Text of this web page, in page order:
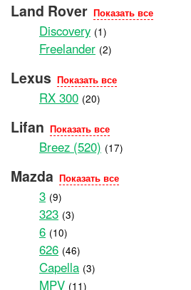
Land Rover Показать все
Discovery (1)
Freelander (2)
Lexus Показать все
RX 300 (20)
Lifan Показать все
Breez (520) (17)
Mazda Показать все
3 (9)
323 (3)
6 (10)
626 (46)
Capella (3)
MPV (11)